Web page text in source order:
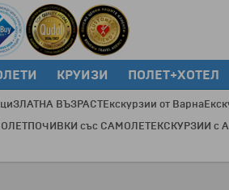
КРУИЗИ ПОЛЕТ+ХОТЕЛ
ЗЛАТНА ВЪЗРАСТЕкскурзии от Варна
ПОЧИВКИ със САМОЛЕТЕКСКУРЗИИ с